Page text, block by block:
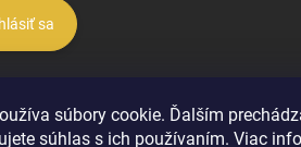
súbory cookie. Ďalším
súhlas s ich používaním. Viac
sa